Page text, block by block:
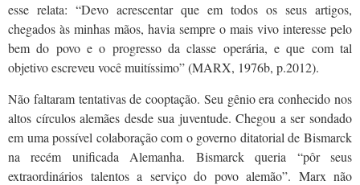
esse relata: “Devo acrescentar que em todos os seus artigos,
chegados às minhas mãos, havia sempre o mais vivo interesse pelo
bem do povo e o progresso da classe operária, e que com tal
objetivo escreveu você muitíssimo” (MARX, 1976b, p.2012).
Não faltaram tentativas de cooptação. Seu gênio era conhecido nos
altos círculos alemães desde sua juventude. Chegou a ser sondado
em uma possível colaboração com o governo ditatorial de Bismarck
na recém unificada Alemanha. Bismarck queria “pôr seus
extraordinários talentos a serviço do povo alemão”. Marx não